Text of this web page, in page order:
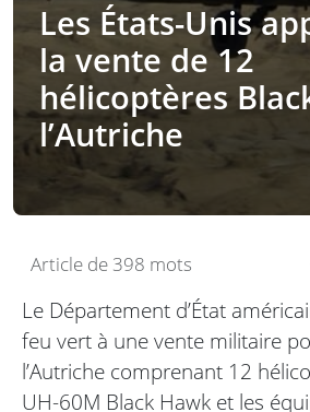
Les États-Unis
la vente de 12
hélicoptères
l’Autriche
Article de 398 mots
Le Département d’État
feu vert à une vente militaire
l’Autriche comprenant 12
UH-60M Black Hawk et les